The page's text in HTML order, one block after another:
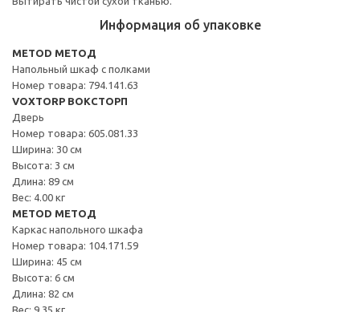
Информация об упаковке
METOD МЕТОД
Напольный шкаф с полками
Номер товара: 794.141.63
VOXTORP ВОКСТОРП
Дверь
Номер товара: 605.081.33
Ширина: 30 см
Высота: 3 см
Длина: 89 см
Вес: 4.00 кг
METOD МЕТОД
Каркас напольного шкафа
Номер товара: 104.171.59
Ширина: 45 см
Высота: 6 см
Длина: 82 см
Вес: 9.35 кг